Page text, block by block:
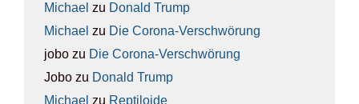
Michael zu Donald Trump
Michael zu Die Coro­na-Ver­schwö­rung
jobo zu Die Coro­na-Ver­schwö­rung
Jobo zu Donald Trump
Michael zu Rep­ti­lo­ide